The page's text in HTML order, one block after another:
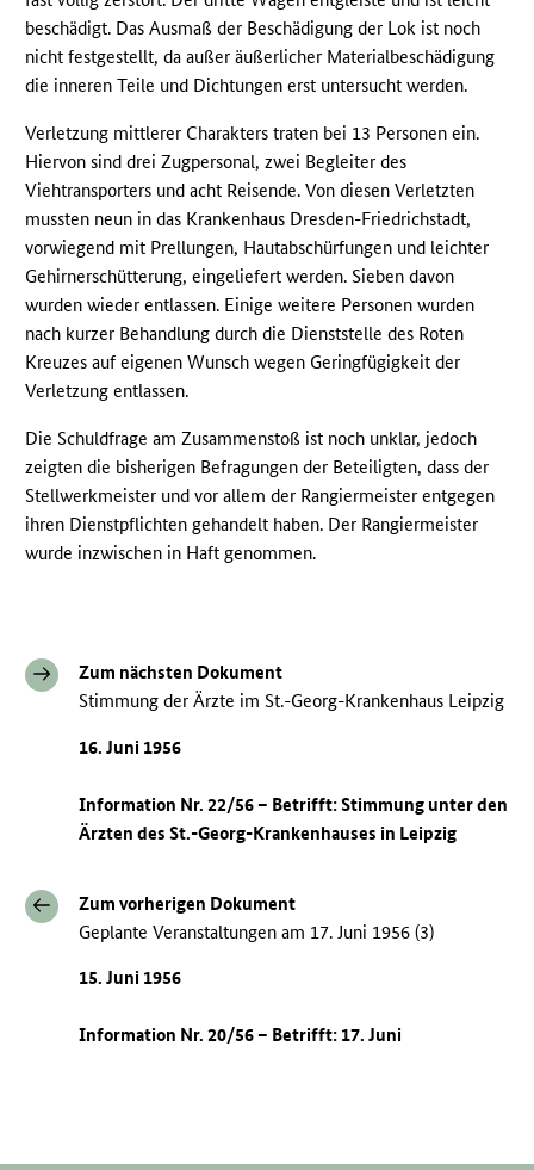
beschädigt. Das Ausmaß der Beschädigung der Lok ist noch
nicht festgestellt, da außer äußerlicher Materialbeschädigung
die inneren Teile und Dichtungen erst untersucht werden.
Verletzung mittlerer Charakters traten bei 13 Personen ein.
Hiervon sind drei Zugpersonal, zwei Begleiter des
Viehtransporters und acht Reisende. Von diesen Verletzten
mussten neun in das Krankenhaus Dresden-Friedrichstadt,
vorwiegend mit Prellungen, Hautabschürfungen und leichter
Gehirnerschütterung, eingeliefert werden. Sieben davon
wurden wieder entlassen. Einige weitere Personen wurden
nach kurzer Behandlung durch die Dienststelle des Roten
Kreuzes auf eigenen Wunsch wegen Geringfügigkeit der
Verletzung entlassen.
Die Schuldfrage am Zusammenstoß ist noch unklar, jedoch
zeigten die bisherigen Befragungen der Beteiligten, dass der
Stellwerkmeister und vor allem der Rangiermeister entgegen
ihren Dienstpflichten gehandelt haben. Der Rangiermeister
wurde inzwischen in Haft genommen.
Zum nächsten Dokument
Stimmung der Ärzte im St.-Georg-Krankenhaus Leipzig
16. Juni 1956
Information Nr. 22/56 – Betrifft: Stimmung unter den
Ärzten des St.-Georg-Krankenhauses in Leipzig
Zum vorherigen Dokument
Geplante Veranstaltungen am 17. Juni 1956 (3)
15. Juni 1956
Information Nr. 20/56 – Betrifft: 17. Juni